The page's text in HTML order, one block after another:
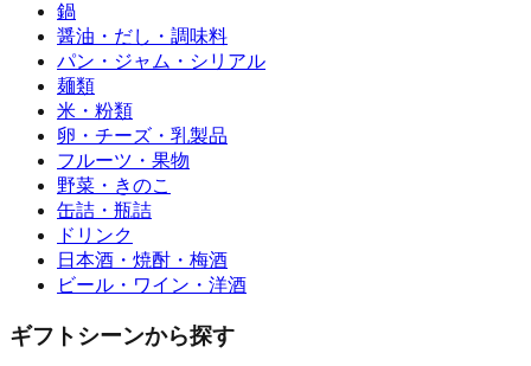
鍋
醤油・だし・調味料
パン・ジャム・シリアル
麺類
米・粉類
卵・チーズ・乳製品
フルーツ・果物
野菜・きのこ
缶詰・瓶詰
ドリンク
日本酒・焼酎・梅酒
ビール・ワイン・洋酒
ギフトシーンから探す